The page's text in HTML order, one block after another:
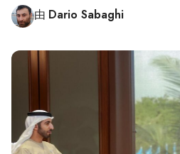
由 Dario Sabaghi